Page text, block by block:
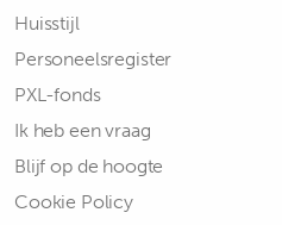
Huisstijl
Personeelsregister
PXL-fonds
Ik heb een vraag
Blijf op de hoogte
Cookie Policy